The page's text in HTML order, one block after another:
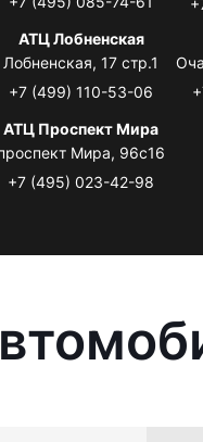
АТЦ Лобненская
Лобненская, 17 стр.1
+7 (499) 110-53-06
АТЦ Проспект Мира
Мира, 96с16
+7 (495) 023-42-98